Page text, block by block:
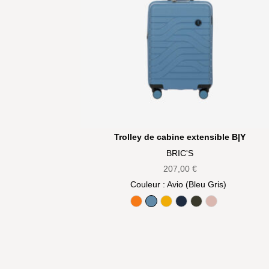
Trolley de cabine extensible B|Y
BRIC'S
207,00 €
Couleur : Avio (Bleu Gris)
Aranci (Orange)
Avio (Bleu Gris)
Mango (Jaune)
Oceano (Bleu marine)
OlivePearl Pink